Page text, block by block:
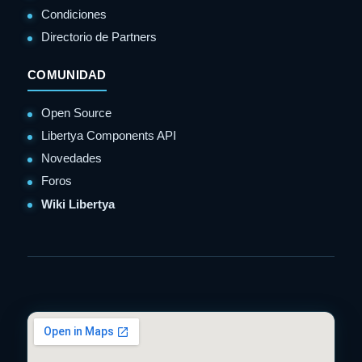
Condiciones
Directorio de Partners
COMUNIDAD
Open Source
Libertya Components API
Novedades
Foros
Wiki Libertya